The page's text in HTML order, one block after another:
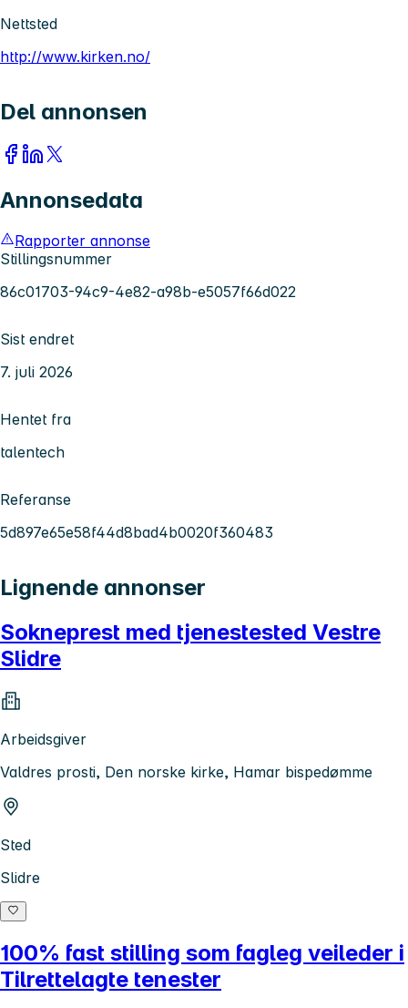
Nettsted
http://www.kirken.no/
Del annonsen
Annonsedata
Rapporter annonse
Stillingsnummer
86c01703-94c9-4e82-a98b-e5057f66d022
Sist endret
7. juli 2026
Hentet fra
talentech
Referanse
5d897e65e58f44d8bad4b0020f360483
Lignende annonser
Sokneprest med tjenestested Vestre
Slidre
Arbeidsgiver
Valdres prosti, Den norske kirke, Hamar bispedømme
Sted
Slidre
100% fast stilling som fagleg veileder i
Tilrettelagte tenester